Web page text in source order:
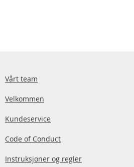
Vårt team
Velkommen
Kundeservice
Code of Conduct
Instruksjoner og regler